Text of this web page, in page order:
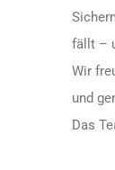
fällt –
Wir
und
Das